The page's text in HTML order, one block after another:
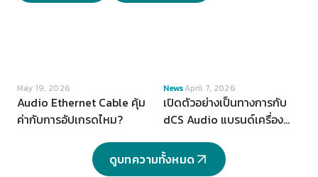
May 19, 2026
Audio Ethernet Cable คุ้ม
ค่ากับการอัปเกรดไหม?
VIEW
NewsApril 7, 2026
เปิดตัวอย่างเป็นทางการกับ
dCS Audio แบรนด์เครื่อง
ราชอาณาจักร
ดูบทความทั้งหมด